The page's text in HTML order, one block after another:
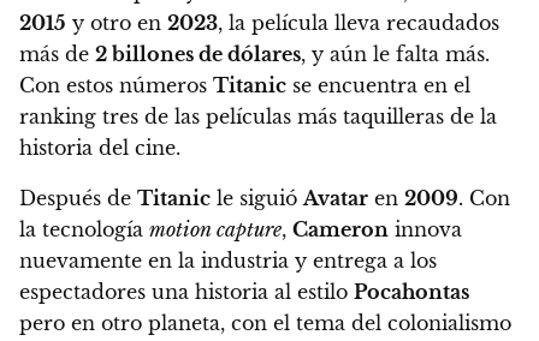
2015 y otro en 2023, la película lleva recaudados
más de 2 billones de dólares, y aún le falta más.
Con estos números Titanic se encuentra en el
ranking tres de las películas más taquilleras de la
historia del cine.
Después de Titanic le siguióAvatar en 2009. Con
la tecnología motion capture, Cameron innova
nuevamente en la industria y entrega a los
espectadores una historia al estilo Pocahontas
pero en otro planeta, con el tema del colonialismo